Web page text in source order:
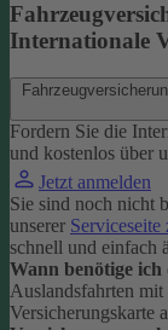
Internationale
Fordern Sie die
und kostenlos über
Jetzt anmelden
Sie sind noch nicht
unserer
schnell und einfach
Wann benötige
Auslandsfahrten
Versicherungskarte